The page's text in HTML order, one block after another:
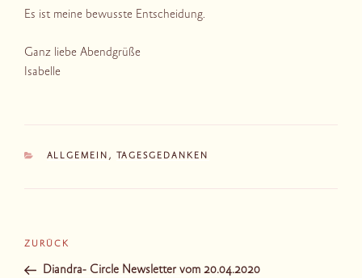
Es ist meine bewusste Entscheidung.
Ganz liebe Abendgrüße
Isabelle
KATEGORIEN
ALLGEMEIN , TAGESGEDANKEN
Beitragsnavigation
Vorheriger
Beitrag
ZURÜCK
Diandra- Circle Newsletter vom 20.04.2020